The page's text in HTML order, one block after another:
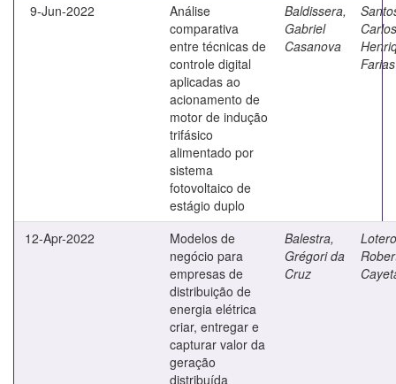
9-Jun-2022
Análise
comparativa
entre técnicas de
controle digital
aplicadas ao
acionamento de
motor de indução
trifásico
alimentado por
sistema
fotovoltaico de
estágio duplo
Baldissera,
Gabriel
Casanova
Carlos
12-Apr-2022
Modelos de
negócio para
empresas de
distribuição de
energia elétrica
criar, entregar e
capturar valor da
geração
distribuída
Balestra,
Grégori da
Cruz